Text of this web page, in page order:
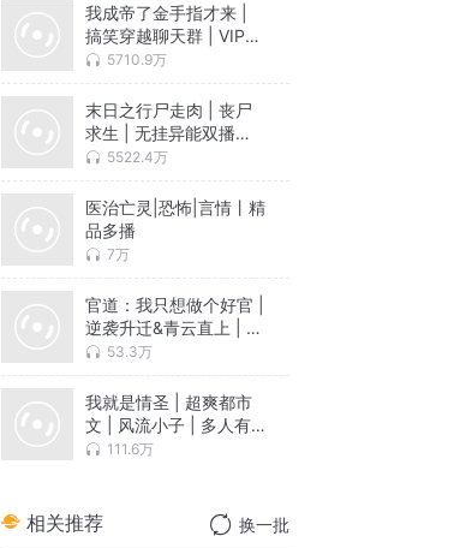
我成帝了金手指才来 |
搞笑穿越聊天群 | VIP免
费 5710.9万
末日之行尸走肉 | 丧尸
求生 | 无挂异能双播精
品 5522.4万
医治亡灵|恐怖|言情丨精
品多播
7万
官道：我只想做个好官 |
逆袭升迁&青云直上 | 多
人有声剧
53.3万
我就是情圣 | 超爽都市
文 | 风流小子 | 多人有
声剧111.6万
相关推荐 换一批